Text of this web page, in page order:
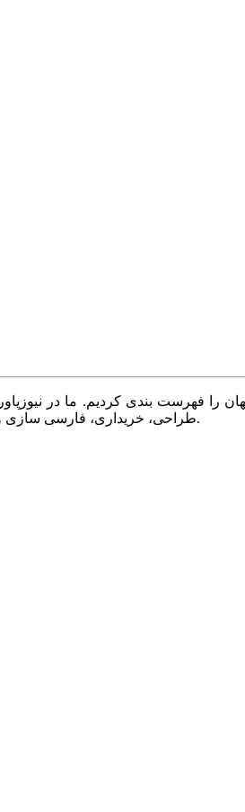
فهرست بندی کردیم. ما در نیوزپاور
طراحی، خریداری، فارسی سازی و عرضه می کنیم. با نیوزپاور همیشه وب سایت خود را بروز و پویا نگه دارید.